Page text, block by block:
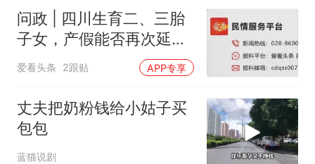
回大海 目击者直呼震惊 （视频
来源：参考消息）
笔试第一被第二名传话劝弃考
官方通报
那个在床头放菜刀的女孩，
人生
问政 | 四川生育二、三胎
子女，产假能否再次延
长？回应来了
爱看头条 2跟贴 APP专享
丈夫把奶粉钱给小姑子买
包包
蓝猫说剧